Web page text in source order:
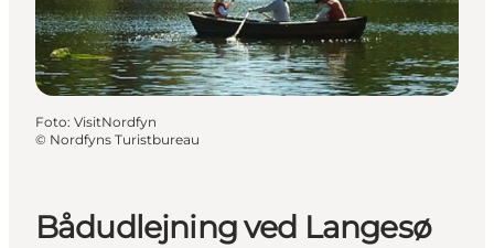
For børn
Bådudlejning ved Langesø
Foto: VisitNordfyn
© Nordfyns Turistbureau